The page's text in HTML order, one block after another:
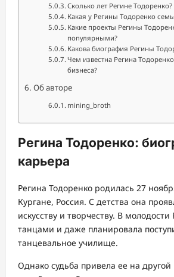
Сколько лет Регине Тодоренко?
Какая у Регины Тодоренко
Какие проекты Регины
популярными?
Какова биография Регины
Чем известна Регина
бизнеса?
Об авторе
mining_broth
Регина Тодоренко:
карьера
Регина Тодоренко родилась 27
Кургане, Россия. С детства она
искусству и творчеству. В молодости
танцами и даже планировала
танцевальное училище.
Однако судьба привела ее на